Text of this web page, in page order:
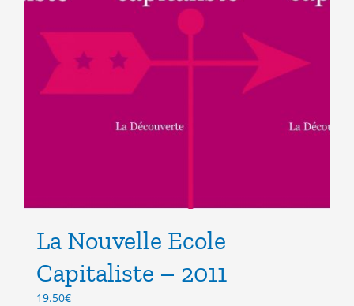
La Nouvelle Ecole
Capitaliste – 2011
19.50€